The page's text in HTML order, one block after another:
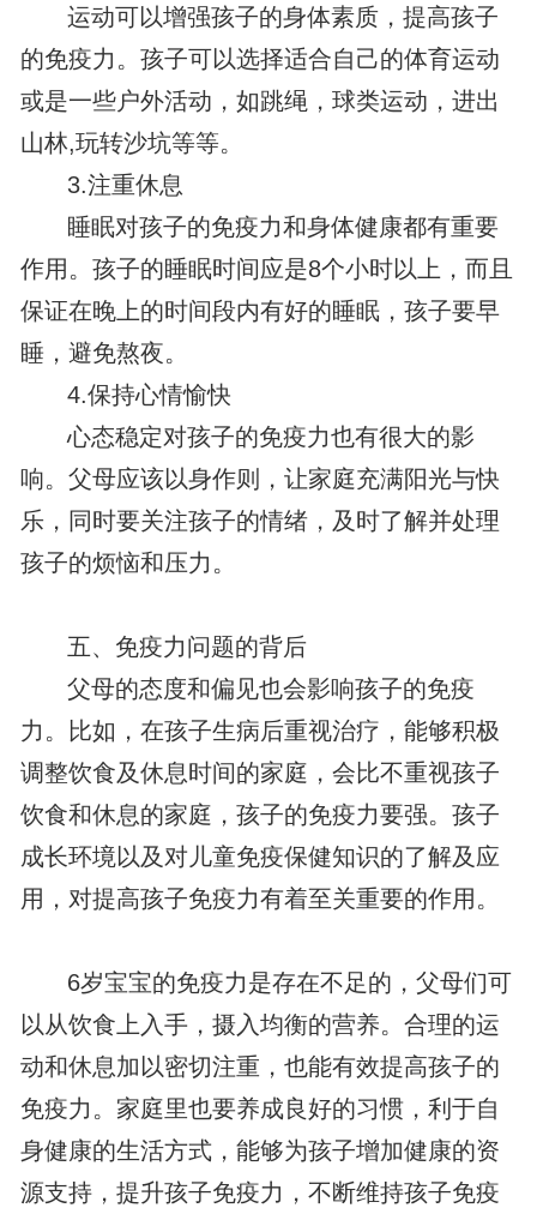
运动可以增强孩子的身体素质，提高孩子
的免疫力。孩子可以选择适合自己的体育运动
或是一些户外活动，如跳绳，球类运动，进出
山林,玩转沙坑等等。
3.注重休息
睡眠对孩子的免疫力和身体健康都有重要
作用。孩子的睡眠时间应是8个小时以上，而且
保证在晚上的时间段内有好的睡眠，孩子要早
睡，避免熬夜。
4.保持心情愉快
心态稳定对孩子的免疫力也有很大的影
响。父母应该以身作则，让家庭充满阳光与快
乐，同时要关注孩子的情绪，及时了解并处理
孩子的烦恼和压力。
五、免疫力问题的背后
父母的态度和偏见也会影响孩子的免疫
力。比如，在孩子生病后重视治疗，能够积极
调整饮食及休息时间的家庭，会比不重视孩子
饮食和休息的家庭，孩子的免疫力要强。孩子
成长环境以及对儿童免疫保健知识的了解及应
用，对提高孩子免疫力有着至关重要的作用。
6岁宝宝的免疫力是存在不足的，父母们可
以从饮食上入手，摄入均衡的营养。合理的运
动和休息加以密切注重，也能有效提高孩子的
免疫力。家庭里也要养成良好的习惯，利于自
身健康的生活方式，能够为孩子增加健康的资
源支持，提升孩子免疫力，不断维持孩子免疫